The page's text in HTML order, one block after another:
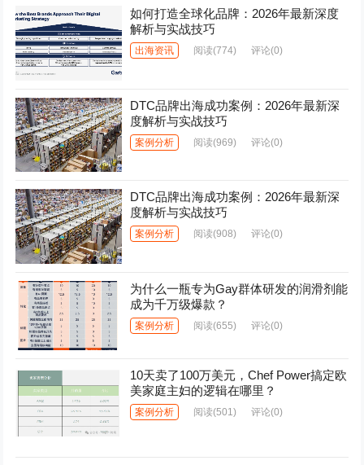
如何打造全球化品牌：2026年最新深度
解析与实战技巧
出海资讯 阅读(774) 评论(0)
DTC品牌出海成功案例：2026年最新深
度解析与实战技巧
案例分析 阅读(969) 评论(0)
DTC品牌出海成功案例：2026年最新深
度解析与实战技巧
案例分析 阅读(908) 评论(0)
为什么一瓶专为Gay群体研发的润滑剂能
成为千万级爆款？
案例分析 阅读(655) 评论(0)
10天卖了100万美元，Chef Power搞定欧
美家庭主妇的逻辑在哪里？
案例分析 阅读(501) 评论(0)